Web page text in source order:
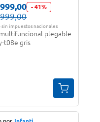
999,00 -41%
999,00
sin impuestos nacionales
plegable
t08e gris